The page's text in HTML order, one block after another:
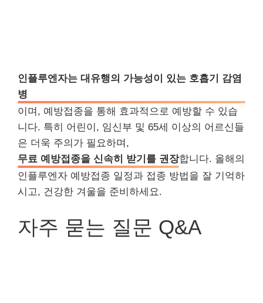
인플루엔자는 대유행의 가능성이 있는 호흡기 감염
병
이며, 예방접종을 통해 효과적으로 예방할 수 있습
니다. 특히 어린이, 임신부 및 65세 이상의 어르신들
은 더욱 주의가 필요하며,
무료 예방접종을 신속히 받기를 권장합니다. 올해의
인플루엔자 예방접종 일정과 접종 방법을 잘 기억하
시고, 건강한 겨울을 준비하세요.
자주 묻는 질문 Q&A